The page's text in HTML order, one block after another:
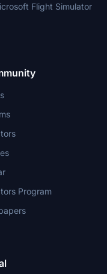
Flight Simulator
Program